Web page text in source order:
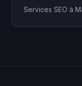
Services SEO à